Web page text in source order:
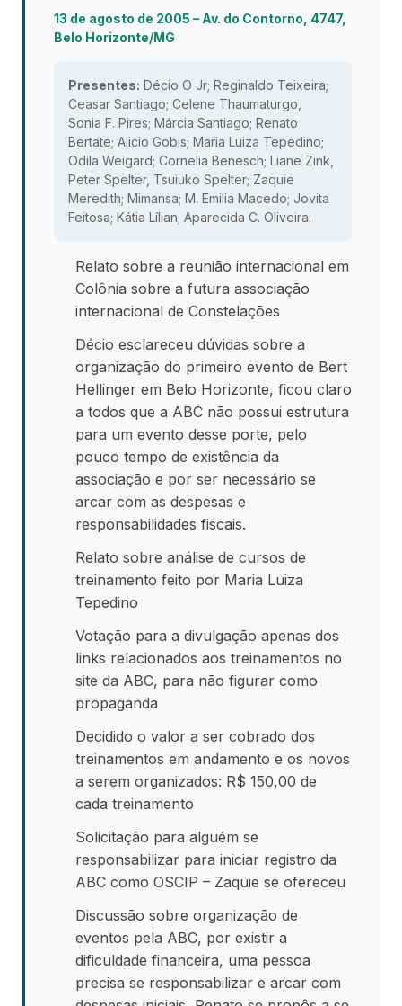
13 de agosto de 2005 – Av. do Contorno, 4747,
Belo Horizonte/MG
Presentes: Décio O Jr; Reginaldo Teixeira;
Ceasar Santiago; Celene Thaumaturgo,
Sonia F. Pires; Márcia Santiago; Renato
Bertate; Alicio Gobis; Maria Luiza Tepedino;
Odila Weigard; Cornelia Benesch; Liane Zink,
Peter Spelter, Tsuiuko Spelter; Zaquie
Meredith; Mimansa; M. Emilia Macedo; Jovita
Feitosa; Kátia Lílian; Aparecida C. Oliveira.
Relato sobre a reunião internacional em
Colônia sobre a futura associação
internacional de Constelações
Décio esclareceu dúvidas sobre a
organização do primeiro evento de Bert
Hellinger em Belo Horizonte, ficou claro
a todos que a ABC não possui estrutura
para um evento desse porte, pelo
pouco tempo de existência da
associação e por ser necessário se
arcar com as despesas e
responsabilidades fiscais.
Relato sobre análise de cursos de
treinamento feito por Maria Luiza
Tepedino
Votação para a divulgação apenas dos
links relacionados aos treinamentos no
site da ABC, para não figurar como
propaganda
Decidido o valor a ser cobrado dos
treinamentos em andamento e os novos
a serem organizados: R$ 150,00 de
cada treinamento
Solicitação para alguém se
responsabilizar para iniciar registro da
ABC como OSCIP – Zaquie se ofereceu
Discussão sobre organização de
eventos pela ABC, por existir a
dificuldade financeira, uma pessoa
precisa se responsabilizar e arcar com